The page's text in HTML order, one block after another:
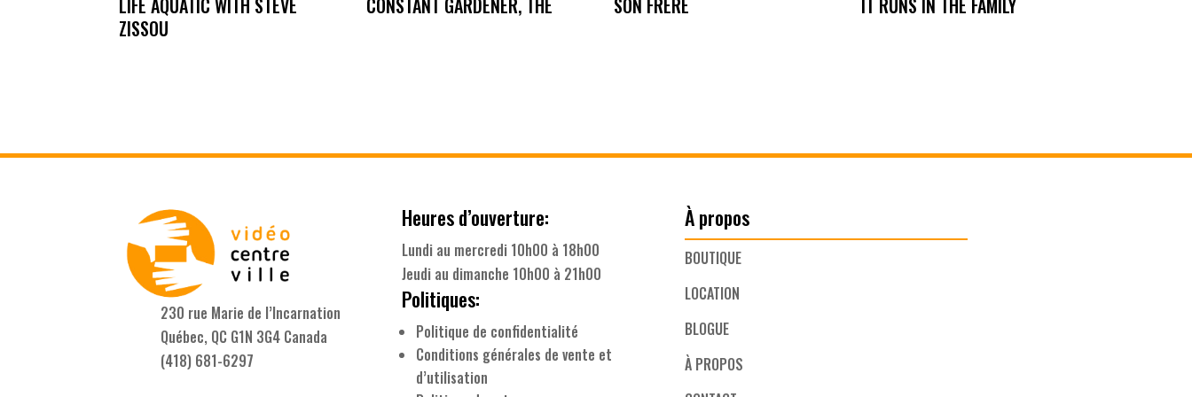
LIFE AQUATIC WITH STEVE
ZISSOU
CONSTANT GARDENER, THE SON FRERE IT RUNS IN THE FAMILY
230 rue Marie de l’Incarnation
Québec, QC G1N 3G4 Canada
(418) 681-6297
Heures d’ouverture:
Lundi au mercredi 10h00 à 18h00
Jeudi au dimanche 10h00 à 21h00
Politiques:
Politique de confidentialité
Conditions générales de vente et
d’utilisation
À propos
BOUTIQUE
LOCATION
BLOGUE
À PROPOS